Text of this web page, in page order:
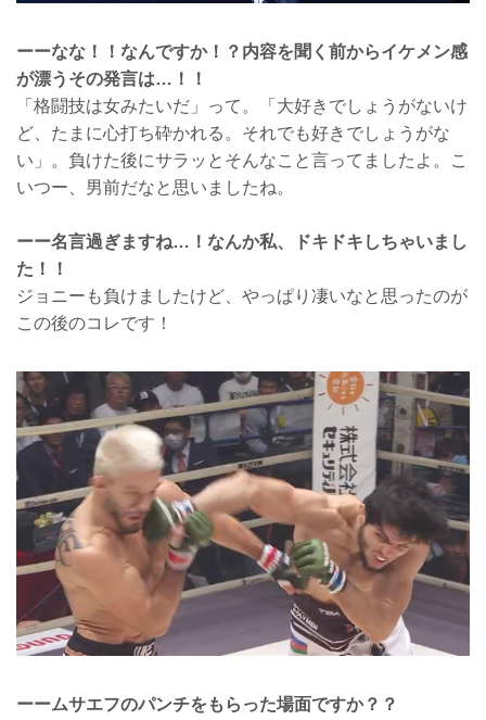
ーーなな！！なんですか！？内容を聞く前からイケメン感
が漂うその発言は…！！
「格闘技は女みたいだ」って。「大好きでしょうがないけ
ど、たまに心打ち砕かれる。それでも好きでしょうがな
い」。負けた後にサラッとそんなこと言ってましたよ。こ
いつー、男前だなと思いましたね。
ーー名言過ぎますね…！なんか私、ドキドキしちゃいまし
た！！
ジョニーも負けましたけど、やっぱり凄いなと思ったのが
この後のコレです！
ーームサエフのパンチをもらった場面ですか？？